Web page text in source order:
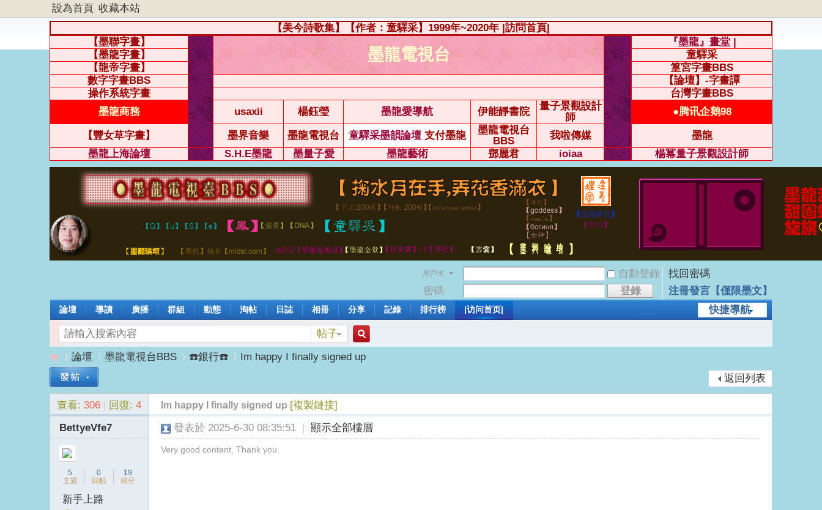
設為首頁 收藏本站
【美今詩歌集】【作者：童驛采】1999年~2020年 |訪問首頁|
【墨聯字畫】
墨龍電視台
『墨龍』畫堂 |
【墨龍字畫】
童驛采
【龍帝字畫】
篁宮字畫BBS
數字字畫BBS
【論壇】-字畫譚
操作系統字畫
台灣字畫BBS
墨龍商務
usaxii 楊鈺瑩 墨龍愛導航 伊能靜書院
量子景觀設計
師
●腾讯企鹅98
【豐女草字畫】 墨界音樂 墨龍電視台 童驛采墨韻論壇 支付墨龍
墨龍電視台
BBS
我啦傳媒
墨龍
墨龍上海論壇
S.H.E墨龍 墨量子愛 墨龍藝術 鄧麗君 ioiaa 楊冪量子景觀設計師
用戶名 自動登錄
找回密碼
密碼
登錄
注冊發言【僅限墨文】
快捷導航
論壇 導讀 廣播 群組 動態 淘帖 日誌 相冊 分享 記錄 排行榜 |访问首页|
帖子
搜
墨»
論壇
›
墨龍電視台BBS
›
☎️銀行☎️
›
Im happy I finally signed up
返回列表
查看: 306 | 回復: 4 Im happy I finally signed up [複製鏈接]
BettyeVfe7
5
主題
0
回帖
19
積分
新手上路
發表於 2025-6-30 08:35:51 | 顯示全部樓層
Very good content, Thank you.